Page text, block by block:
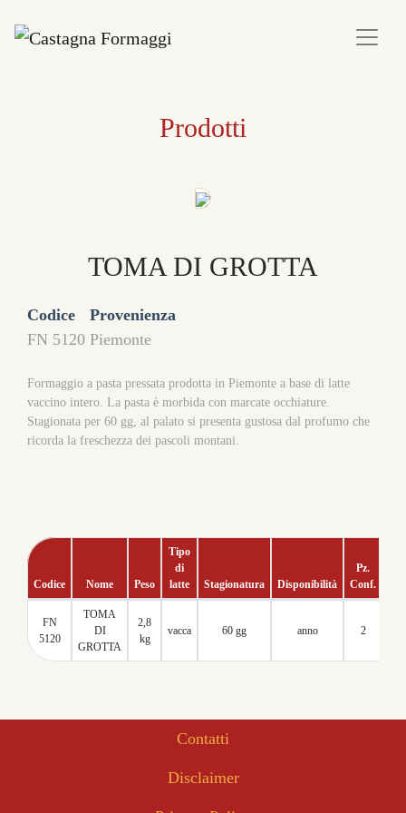
Prodotti
TOMA DI GROTTA
Codice
FN 5120
Provenienza
Piemonte
Formaggio a pasta pressata prodotta in Piemonte a base di latte
vaccino intero. La pasta è morbida con marcate occhiature.
Stagionata per 60 gg, al palato si presenta gustosa dal profumo che
ricorda la freschezza dei pascoli montani.
Codice Nome Peso
Tipo
di
latte
Stagionatura Disponibilità
Pz.
Conf.
FN
5120
TOMA
DI
GROTTA
2,8
kg
vacca 60 gg anno 2
Contatti
Disclaimer